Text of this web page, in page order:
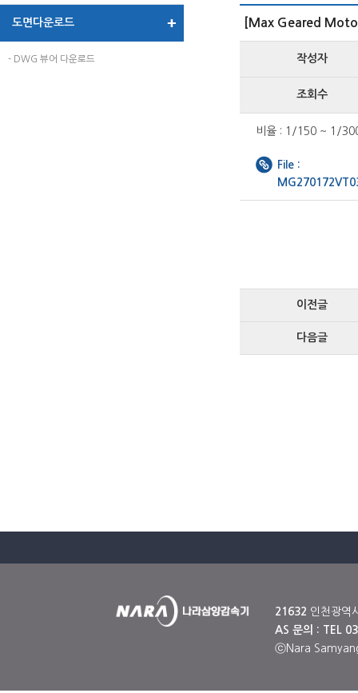
도면다운로드
- DWG 뷰어 다운로드
[Max Geared
작성자
조회수
비율 : 1/150 ~ 1/
File :
이전글
다음글
21632 인천광역
AS 문의 : TEL
ⓒNara